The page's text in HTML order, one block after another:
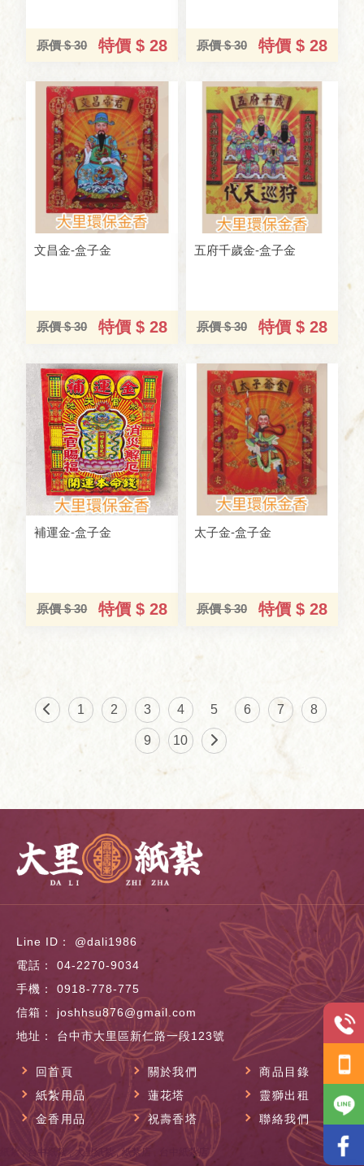
原價 $ 30 特價 $ 28 原價 $ 30 特價 $ 28
文昌金-盒子金
原價 $ 30 特價 $ 28
五府千歲金-盒子金
原價 $ 30 特價 $ 28
補運金-盒子金
原價 $ 30 特價 $ 28
太子金-盒子金
原價 $ 30 特價 $ 28
1 2 3 4 5 6 7 8
9 10
@dali1986
04-2270-9034
0918-778-775
joshhsu876@gmail.com
台中市大里區新仁路一段123號
回首頁 關於我們
商品目錄
紙紮用品
蓮花塔
靈獅出租
金香用品
祝壽香塔 聯絡我們
紙紮 台中紙紮 大里紙紮 紙紮店 台中紙紮店